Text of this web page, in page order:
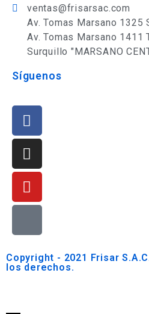
ventas@frisarsac.com
Av. Tomas Marsano 1325
Av. Tomas Marsano 1411
Surquillo "MARSANO
Síguenos
Copyright - 2021 Frisar
los derechos.